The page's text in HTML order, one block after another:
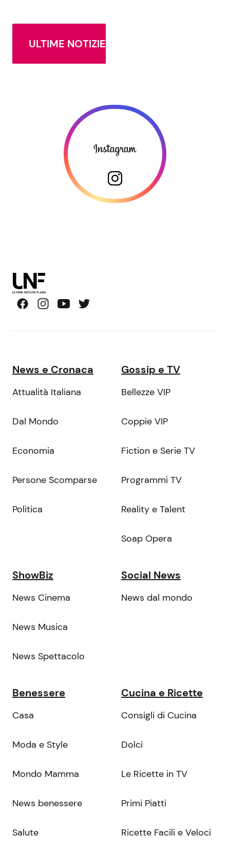
ULTIME NOTIZIE
News e Cronaca
Attualità Italiana
Dal Mondo
Economia
Persone Scomparse
Politica
Gossip e TV
Bellezze VIP
Coppie VIP
Fiction e Serie TV
Programmi TV
Reality e Talent
Soap Opera
ShowBiz
News Cinema
News Musica
News Spettacolo
Social News
News dal mondo
Benessere
Casa
Moda e Style
Mondo Mamma
News benessere
Salute
Cucina e Ricette
Consigli di Cucina
Dolci
Le Ricette in TV
Primi Piatti
Ricette Facili e Veloci